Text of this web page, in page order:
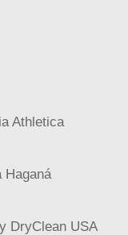
Athletica
Haganá
DryClean USA